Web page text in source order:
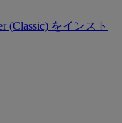
(Classic) をインスト